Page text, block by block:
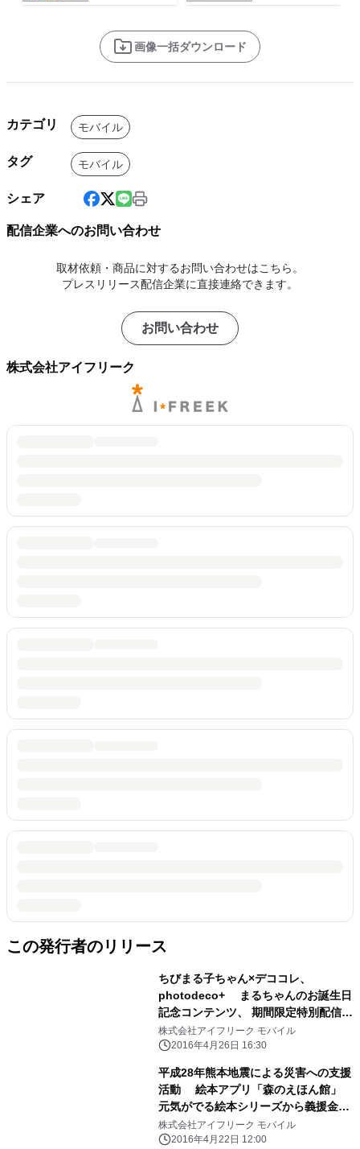
画像一括ダウンロード
カテゴリ モバイル
タグ モバイル
シェア
配信企業へのお問い合わせ
取材依頼・商品に対するお問い合わせはこちら。
プレスリリース配信企業に直接連絡できます。
お問い合わせ
株式会社アイフリーク
この発行者のリリース
ちびまる子ちゃん×デココレ、
photodeco+ まるちゃんのお誕生日
記念コンテンツ、 期間限定特別配信！
～ゴールデンウィークにも使える スタ
ンプや壁紙、写真加工の限定素材を配
株式会社アイフリーク モバイル
2016年4月26日 16:30
平成28年熊本地震による災害への支援
活動 絵本アプリ「森のえほん館」
元気がでる絵本シリーズから義援金の
寄付を実施
株式会社アイフリーク モバイル
2016年4月22日 12:00